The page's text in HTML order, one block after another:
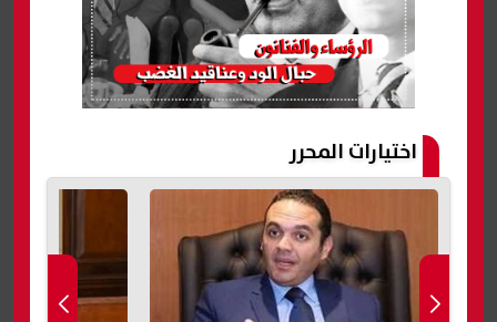
اختيارات المحرر